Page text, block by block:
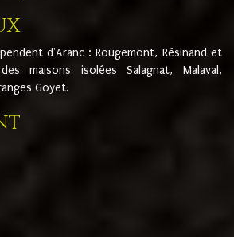
d'Aranc : Rougemont, Résinand et
maisons isolées Salagnat, Malaval,
Goyet.